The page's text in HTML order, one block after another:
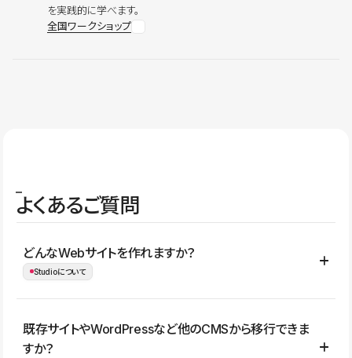
を実践的に学べます。
全国ワークショップ
よくあるご質問
どんなWebサイトを作れますか？
Studioについて
コーポレートサイト、サービスサイト、LP、採用サイト、ブロ
グ・メディア、イベントサイト、店舗・商品紹介サイト、ポートフ
既存サイトやWordPressなど他のCMSから移行できま
すか？